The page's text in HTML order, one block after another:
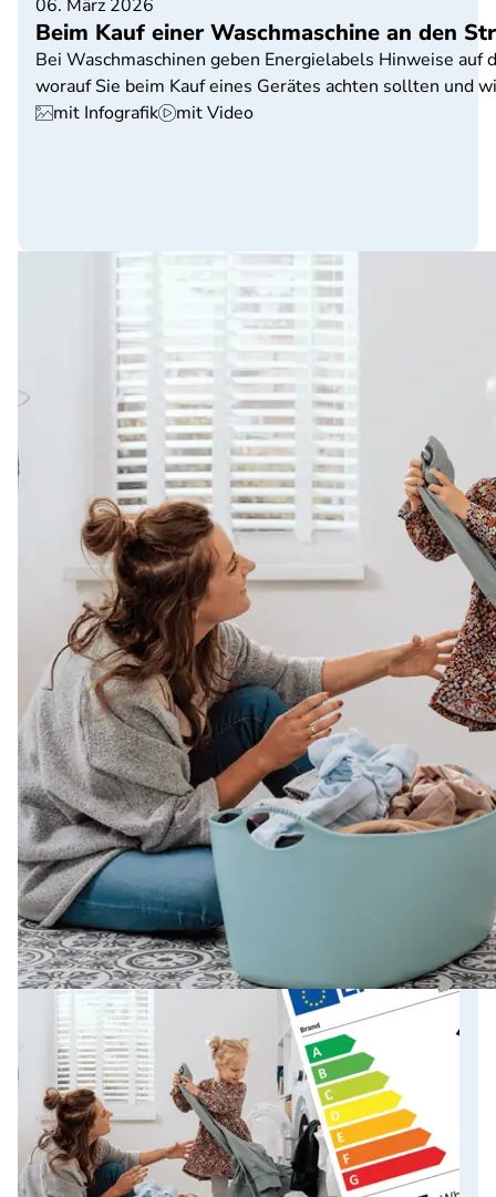
06. März 2026
Beim Kauf einer Waschmaschine an den
Bei Waschmaschinen geben Energielabels Hinweise
worauf Sie beim Kauf eines Gerätes achten sollten und
mit Infografik
mit Video